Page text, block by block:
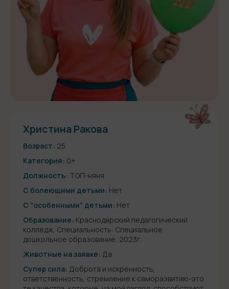
Христина Ракова
Возраст: 25
Категория: 0+
Должность: ТОП-няня
С болеющими детьми: Нет
С "особенными" детьми: Нет
Образование: Краснодарский педагогический
колледж, Специальность: Специальное
дошкольное образование, 2023г.
Животные на заявке: Да
Супер сила: Доброта и искренность,
ответственность, стремление к саморазвитию-это